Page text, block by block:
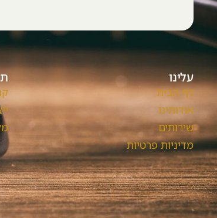
עלינו
דף הבית
אודותינו
שירותים
מדיניות פרטיות